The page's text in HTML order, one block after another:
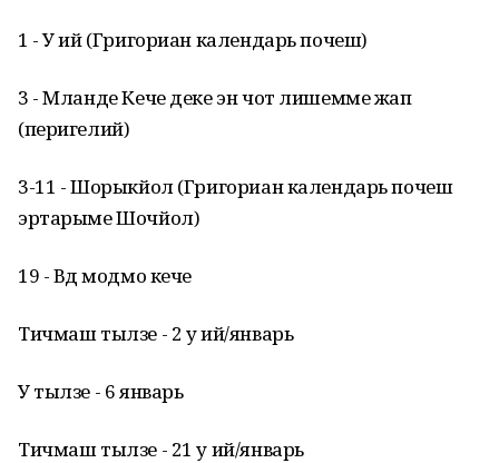
1 - У ий (Григориан календарь почеш)
3 - Мланде Кече деке эн чот лишемме жап
(перигелий)
3-11 - Шорыкйол (Григориан календарь почеш
эртарыме Шочйол)
19 - Вӱд модмо кече
Тичмаш тылзе - 2 у ий/январь
У тылзе - 6 январь
Тичмаш тылзе - 21 у ий/январь